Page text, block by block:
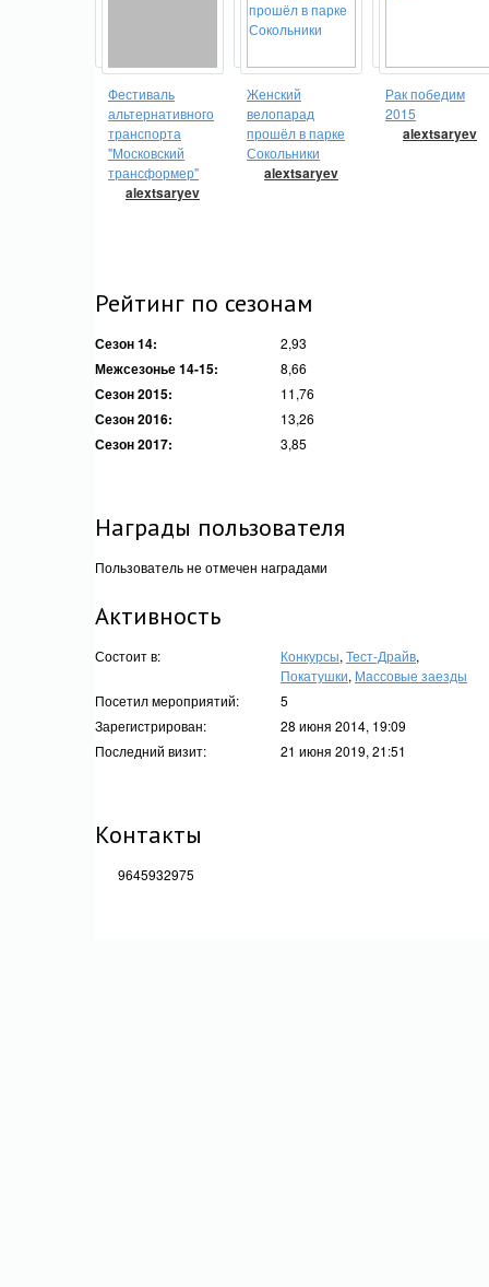
Фестиваль
альтернативного
транспорта
"Московский
трансформер"
alextsaryev
Женский
велопарад
прошёл в парке
Сокольники
alextsaryev
Рак победим
2015
alextsaryev
Рейтинг по сезонам
Сезон 14: 2,93
Межсезонье 14-15: 8,66
Сезон 2015: 11,76
Сезон 2016: 13,26
Сезон 2017: 3,85
Награды пользователя
Пользователь не отмечен наградами
Активность
Состоит в: Конкурсы, Тест-Драйв,
Покатушки, Массовые заезды
Посетил мероприятий:
5
Зарегистрирован:
28 июня 2014, 19:09
Последний визит:
21 июня 2019, 21:51
Контакты
9645932975